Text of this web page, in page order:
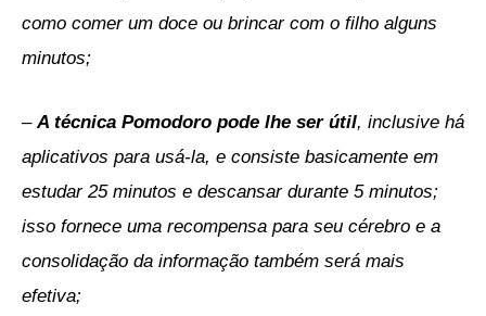
como comer um doce ou brincar com o filho alguns
minutos;
–A técnica Pomodoro pode lhe ser útil, inclusive há
aplicativos para usá-la, e consiste basicamente em
estudar 25 minutos e descansar durante 5 minutos;
isso fornece uma recompensa para seu cérebro e a
consolidação da informação também será mais
efetiva;